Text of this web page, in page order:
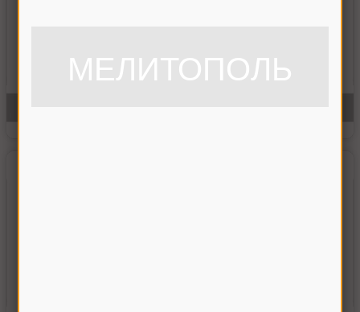
МЕЛИТОПОЛЬ